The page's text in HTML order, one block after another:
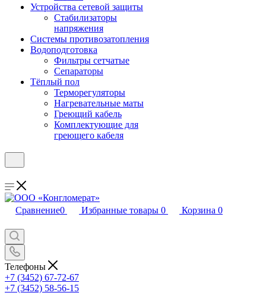
Устройства сетевой защиты
Стабилизаторы
напряжения
Системы противозатопления
Водоподготовка
Фильтры сетчатые
Сепараторы
Тёплый пол
Терморегуляторы
Нагревательные маты
Греющий кабель
Комплектующие для
греющего кабеля
Сравнение0 Избранные товары 0 Корзина 0
Телефоны
+7 (3452) 67-72-67
+7 (3452) 58-56-15